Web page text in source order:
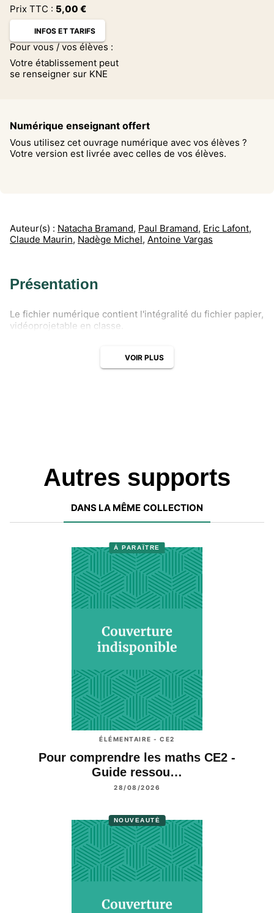
Prix TTC : 5,00 €
INFOS ET TARIFS
Pour vous / vos élèves :
Votre établissement peut
se renseigner sur KNE
Numérique enseignant offert
Vous utilisez cet ouvrage numérique avec vos élèves ?
Votre version est livrée avec celles de vos élèves.
Auteur(s) : Natacha Bramand, Paul Bramand, Eric Lafont,
Claude Maurin, Nadège Michel, Antoine Vargas
Présentation
Le fichier numérique contient l'intégralité du fichier papier,
vidéoprojetable en classe.
VOIR PLUS
Autres supports
DANS LA MÊME COLLECTION
À PARAÎTRE
ÉLÉMENTAIRE - CE2
Pour comprendre les maths CE2 -
Guide ressou…
28/08/2026
NOUVEAUTÉ